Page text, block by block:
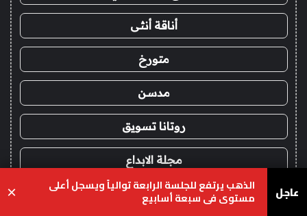
أناقة أنثى
متورخ
مدسن
روتانا تسويق
مجلة الابداع
نادي الترددات
عاجل الذهب يرتفع للجلسة الرابعة توالياً ويسجل أعلى
مستوى في سبعة أسابيع ×